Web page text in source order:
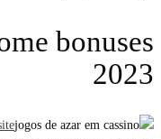
bonuses
2023